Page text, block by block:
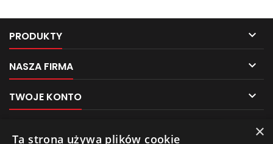
PRODUKTY 
NASZA FIRMA 
TWOJE KONTO 

Pliki cookies ×
Ta strona używa plików cookie